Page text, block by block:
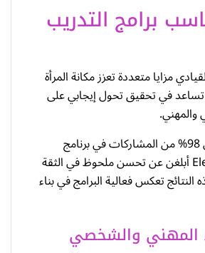
برامج التدريب
مزايا متعددة تعزز مكانة المرأة
تساعد في تحقيق تحول إيجابي على
تشير البيانات إلى أن 98% من المشاركات في برنامج
Elevate Leadership أبلغن عن تحسن ملحوظ في الثقة
النتائج تعكس فعالية البرامج في بناء
المهني والشخصي